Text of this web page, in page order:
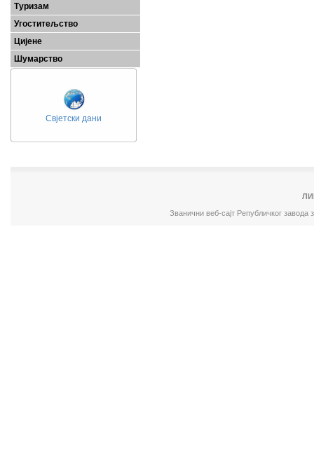
Туризам
Угоститељство
Цијене
Шумарство
Свјетски дани
Званични веб-сајт Републичког